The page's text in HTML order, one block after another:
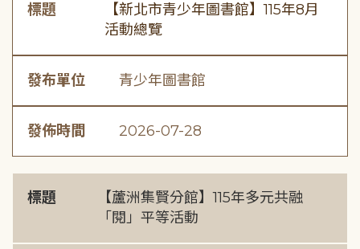
標題
【新北市青少年圖書館】115年8月
活動總覽
發布單位 青少年圖書館
發佈時間 2026-07-28
標題
【蘆洲集賢分館】115年多元共融
「閱」平等活動